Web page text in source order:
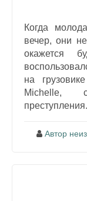
Когда
вечер, они
окажется
на
Michelle,
Автор